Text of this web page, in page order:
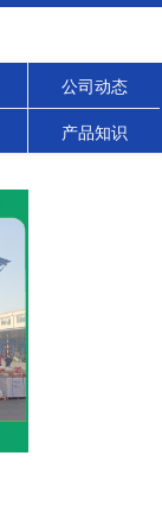
公司动态
产品知识